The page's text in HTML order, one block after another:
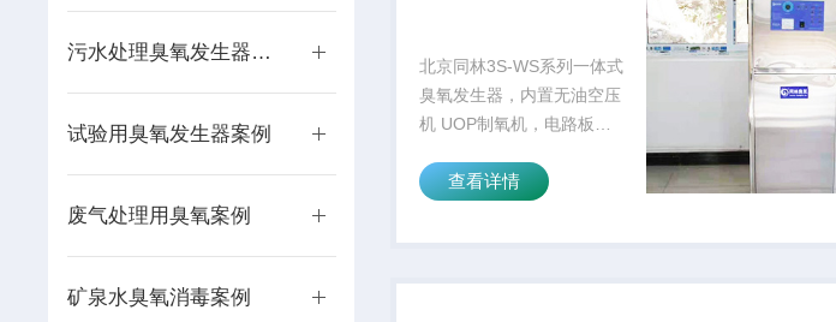
污水处理臭氧发生器案例
试验用臭氧发生器案例
废气处理用臭氧案例
矿泉水臭氧消毒案例
北京同林3S-WS系列一体式
臭氧发生器，内置无油空压
机 UOP制氧机，电路板环
电结构，有独有的进气水冷
消毒领域，因为其体积小，
查看详情